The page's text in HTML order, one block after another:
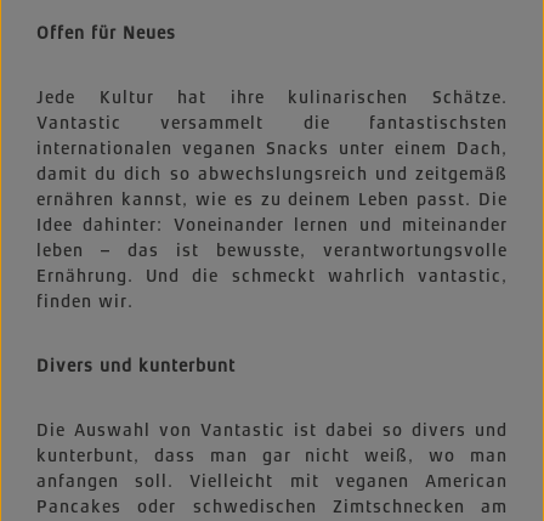
Offen für Neues
Jede Kultur hat ihre kulinarischen Schätze.
Vantastic versammelt die fantastischsten
internationalen veganen Snacks unter einem Dach,
damit du dich so abwechslungsreich und zeitgemäß
ernähren kannst, wie es zu deinem Leben passt. Die
Idee dahinter: Voneinander lernen und miteinander
leben – das ist bewusste, verantwortungsvolle
Ernährung. Und die schmeckt wahrlich vantastic,
finden wir.
Divers und kunterbunt
Die Auswahl von Vantastic ist dabei so divers und
kunterbunt, dass man gar nicht weiß, wo man
anfangen soll. Vielleicht mit veganen American
Pancakes oder schwedischen Zimtschnecken am